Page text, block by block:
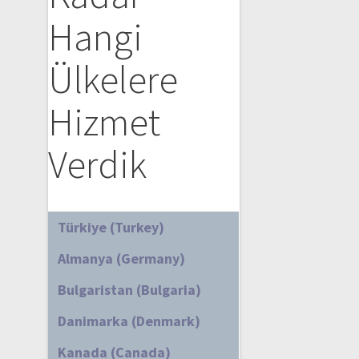
Hangi
Ülkelere
Hizmet
Verdik
Türkiye (Turkey)
Almanya (Germany)
Bulgaristan (Bulgaria)
Danimarka (Denmark)
Kanada (Canada)